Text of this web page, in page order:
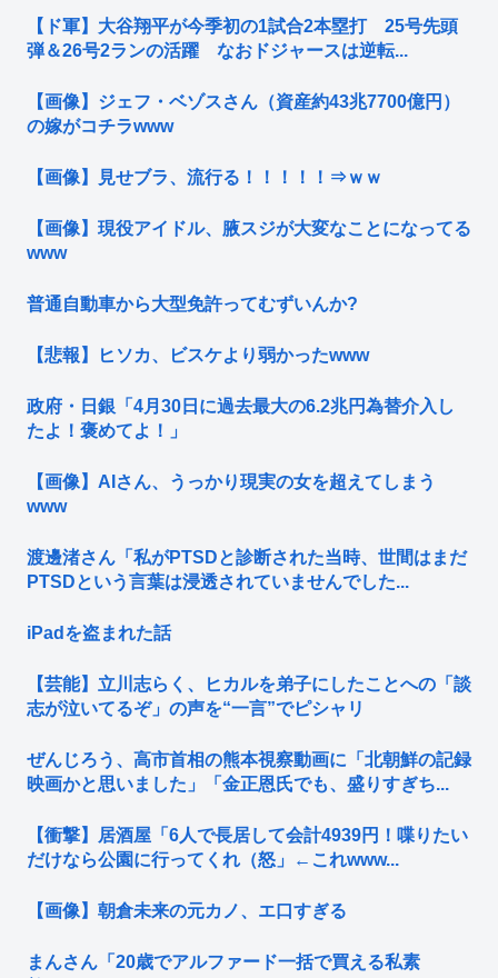
【ド軍】大谷翔平が今季初の1試合2本塁打 25号先頭
弾＆26号2ランの活躍 なおドジャースは逆転...
【画像】ジェフ・ベゾスさん（資産約43兆7700億円）
の嫁がコチラwww
【画像】見せブラ、流行る！！！！！⇒ｗｗ
【画像】現役アイドル、腋スジが大変なことになってる
www
普通自動車から大型免許ってむずいんか?
【悲報】ヒソカ、ビスケより弱かったwww
政府・日銀「4月30日に過去最大の6.2兆円為替介入し
たよ！褒めてよ！」
【画像】AIさん、うっかり現実の女を超えてしまう
www
渡邊渚さん「私がPTSDと診断された当時、世間はまだ
PTSDという言葉は浸透されていませんでした...
iPadを盗まれた話
【芸能】立川志らく、ヒカルを弟子にしたことへの「談
志が泣いてるぞ」の声を“一言”でピシャリ
ぜんじろう、高市首相の熊本視察動画に「北朝鮮の記録
映画かと思いました」「金正恩氏でも、盛りすぎち...
【衝撃】居酒屋「6人で長居して会計4939円！喋りたい
だけなら公園に行ってくれ（怒」←これwww...
【画像】朝倉未来の元カノ、エ口すぎる
まんさん「20歳でアルファード一括で買える私素